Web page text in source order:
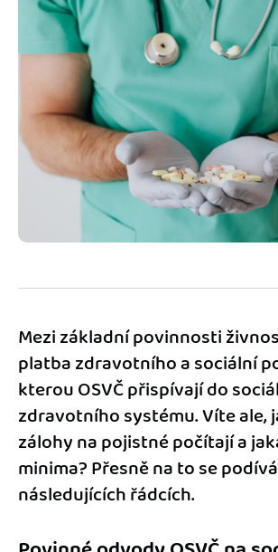
Spřátelené účetní
Katalog doplňků
Jak se vyznat ve fakturaci
Blog
mini akademie
Fakturační poradna
Mezi základní povinnosti
platba zdravotního a sociální
kterou OSVČ přispívají do
zdravotního systému. Víte ale,
zálohy na pojistné počítají a
minima? Přesně na to se
následujících řádcích.